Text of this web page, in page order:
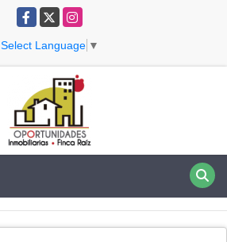
Facebook
X Instagram
Select Language ▼